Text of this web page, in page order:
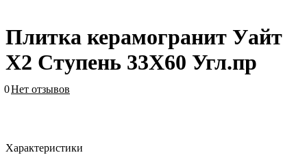
Плитка керамогранит Уайт
Х2 Ступень 33X60 Угл.пр
0Нет отзывов
Характеристики